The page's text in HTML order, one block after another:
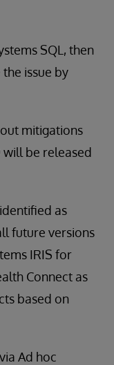
SQL, then
issue by
mitigations
be released
as
future versions
IRIS for
Connect as
based on
Ad hoc